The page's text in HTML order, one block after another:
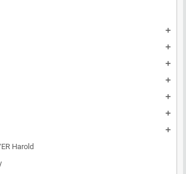
add
add
add
add
add
add
add
Harold